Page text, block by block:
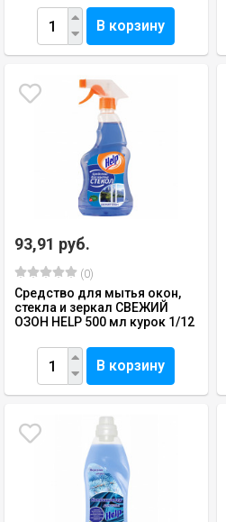
В корзину
93,91 руб.
(0)
Средство для мытья окон,
стекла и зеркал СВЕЖИЙ
ОЗОН HELP 500 мл курок 1/12
В корзину